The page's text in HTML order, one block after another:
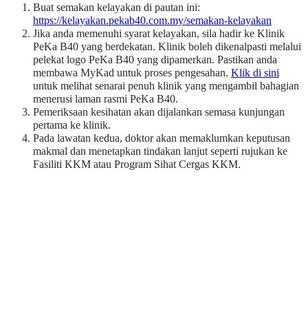
Buat semakan kelayakan di pautan ini:
https://kelayakan.pekab40.com.my/semakan-kelayakan
Jika anda memenuhi syarat kelayakan, sila hadir ke Klinik
PeKa B40 yang berdekatan. Klinik boleh dikenalpasti melalui
pelekat logo PeKa B40 yang dipamerkan. Pastikan anda
membawa MyKad untuk proses pengesahan. Klik di sini
untuk melihat senarai penuh klinik yang mengambil bahagian
menerusi laman rasmi PeKa B40.
Pemeriksaan kesihatan akan dijalankan semasa kunjungan
pertama ke klinik.
Pada lawatan kedua, doktor akan memaklumkan keputusan
makmal dan menetapkan tindakan lanjut seperti rujukan ke
Fasiliti KKM atau Program Sihat Cergas KKM.